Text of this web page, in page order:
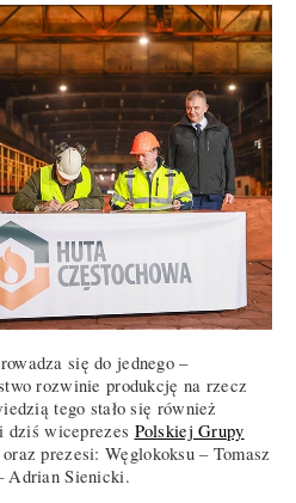
się do jednego –
rozwinie produkcję na rzecz
tego stało się również
dziś wiceprezes Polskiej Grupy
prezesi: Węglokoksu – Tomasz
Adrian Sienicki.